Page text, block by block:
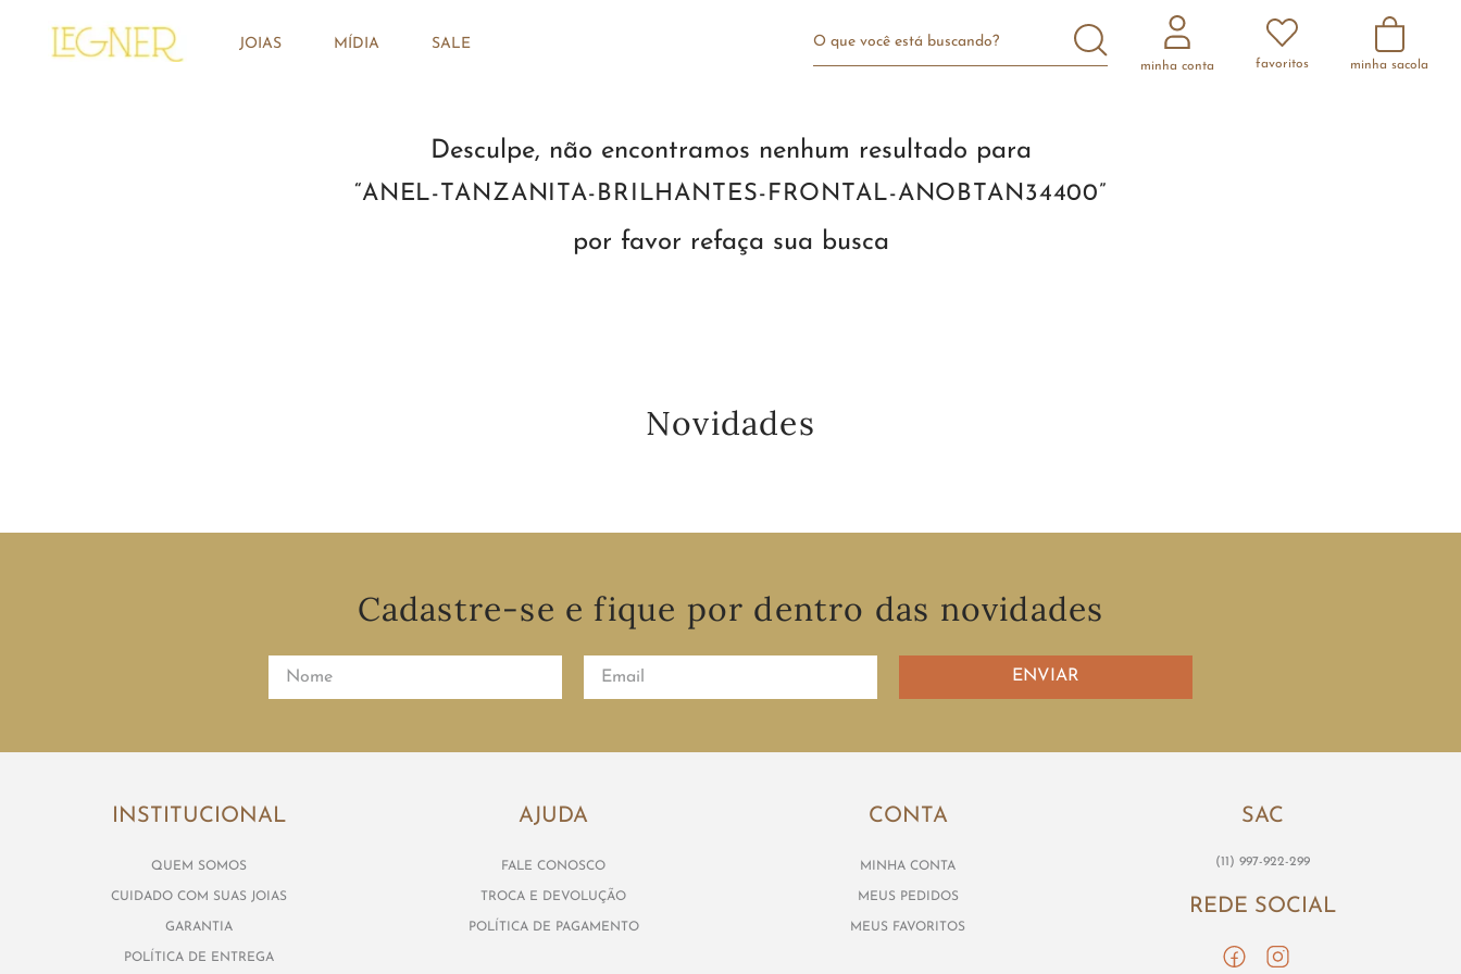
JOIAS MÍDIA SALE
minha conta favoritos
Desculpe, não encontramos nenhum resultado para
ANEL-TANZANITA-BRILHANTES-FRONTAL-ANOBTAN34400
por favor refaça sua busca
Novidades
Cadastre-se e fique por dentro das novidades
ENVIAR
INSTITUCIONAL
QUEM SOMOS
CUIDADO COM SUAS JOIAS
GARANTIA
POLÍTICA DE ENTREGA
AJUDA
FALE CONOSCO
TROCA E DEVOLUÇÃO
POLÍTICA DE PAGAMENTO
CONTA
MINHA CONTA
MEUS PEDIDOS
MEUS FAVORITOS
SAC
(11) 997-922-299
REDE SOCIAL